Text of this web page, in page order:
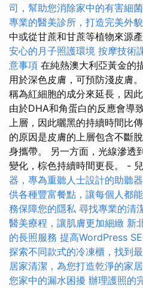
司，幫助您消除家中的有害細
專業的醫美診所，打造完美外貌
中或從甘蔗和甘蔗等植物來源產
安心的月子照護環境 按摩技術
意事項 在純熱澳大利亞黃金的
用於深色皮膚，可預防淺皮膚
稱為紅細胞的成分來延長，因
由於DHA和角蛋白的反應會導
上層，因此曬黑的持續時間比
的原因是皮膚的上層包含不斷
身攜帶。 另一方面，光線滲透
變化，棕色持續時間更長。 -
器，專為重聽人士設計的助聽
供各種豐富餐點，讓每個人都
務保障您的隱私 尋找專業的清
醫美療程，讓肌膚更加細緻 新
的長照服務 提高WordPress
探索不同款式的冷凍櫃，找到
居家清潔，為您打造乾淨的家
您家中的漏水困擾 辦理護照的